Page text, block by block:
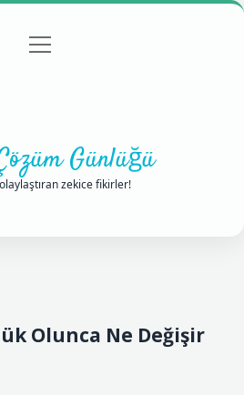
Politikası
menüyü
Günlüğü
zekice fikirler!
Olunca Ne Değişir